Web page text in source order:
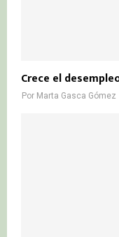
Crece el
Por Marta Gasca Gómez